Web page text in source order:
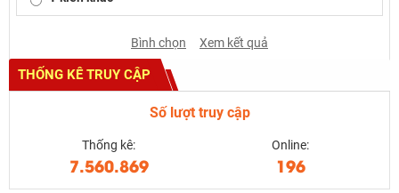
Bình chọn Xem kết quả
THỐNG KÊ TRUY CẬP
Số lượt truy cập
Thống kê:
7.560.869
Online:
196